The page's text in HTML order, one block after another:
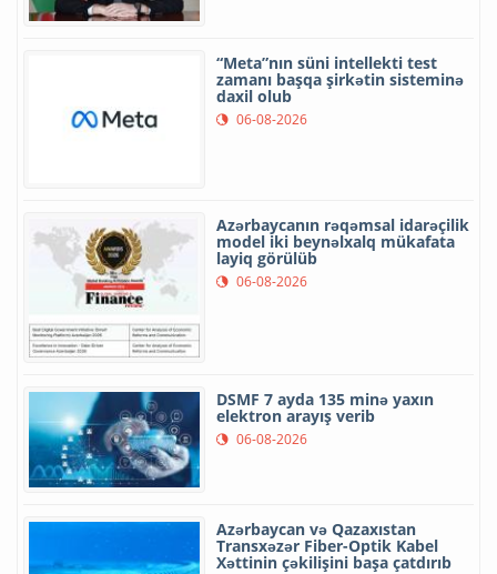
“Meta”nın süni intellekti test
zamanı başqa şirkətin sisteminə
daxil olub
06-08-2026
Azərbaycanın rəqəmsal idarəçilik
model iki beynəlxalq mükafata
layiq görülüb
06-08-2026
DSMF 7 ayda 135 minə yaxın
elektron arayış verib
06-08-2026
Azərbaycan və Qazaxıstan
Transxəzər Fiber-Optik Kabel
Xəttinin çəkilişini başa çatdırıb